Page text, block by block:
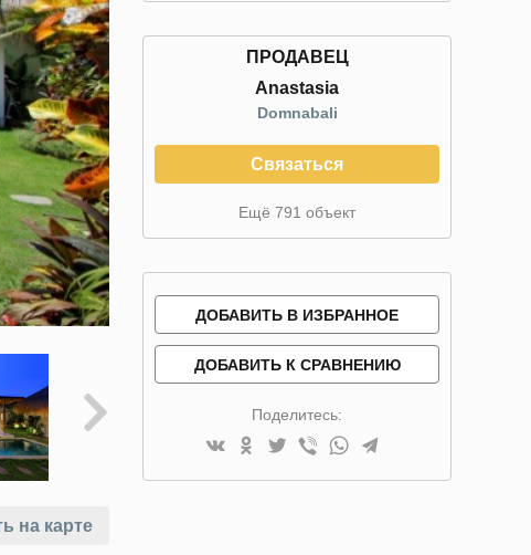
на карте
ПРОДАВЕЦ
Anastasia
Domnabali
Связаться
Ещё 791 объект
ДОБАВИТЬ В ИЗБРАННОЕ
ДОБАВИТЬ К СРАВНЕНИЮ
Поделитесь: